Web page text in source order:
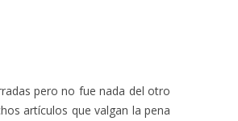
pero no fue nada del otro
artículos que valgan la pena